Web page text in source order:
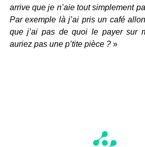
arrive que je n’aie tout simplement
Par exemple là j’ai pris un café
que j’ai pas de quoi le payer sur
auriez pas une p’tite pièce ?»